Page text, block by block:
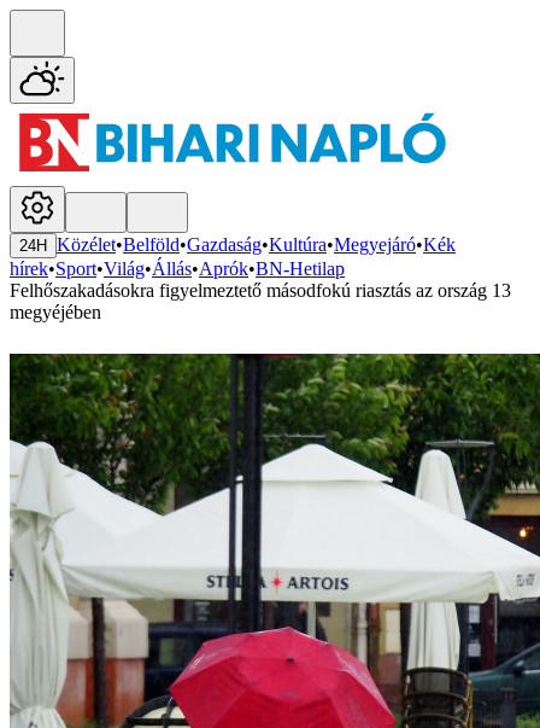
24H Közélet•Belföld•Gazdaság•Kultúra•Megyejáró•Kék
hírek•Sport•Világ•Állás•Aprók•BN-Hetilap
Felhőszakadásokra figyelmeztető másodfokú riasztás az ország 13
megyéjében